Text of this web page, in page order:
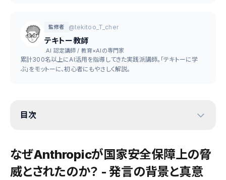
監修者 @tekitoo_T_cher
テキトー教師
.AI 認定講師 / 教育×AIの専門家
累計300名以上にAI活用を指導してきた実践派講師。「テキトーに学
ぶ」をモットーに、初心者にもやさしく解説。
目次
なぜAnthropicが国家安全保障上の脅
威とされたのか？ - 発言の背景と真意